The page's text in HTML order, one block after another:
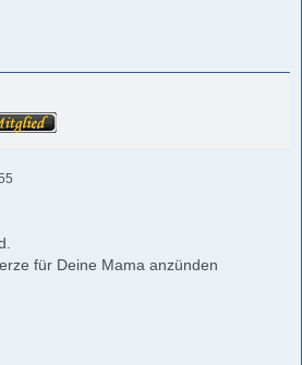
für Deine Mama anzünden